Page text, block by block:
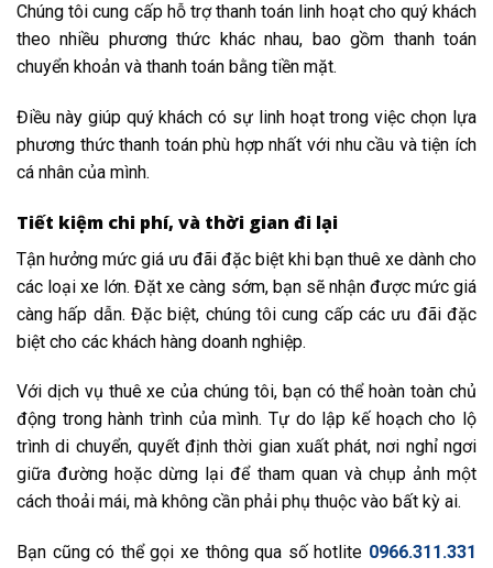
Chúng tôi cung cấp hỗ trợ thanh toán linh hoạt cho quý khách
theo nhiều phương thức khác nhau, bao gồm thanh toán
chuyển khoản và thanh toán bằng tiền mặt.
Điều này giúp quý khách có sự linh hoạt trong việc chọn lựa
phương thức thanh toán phù hợp nhất với nhu cầu và tiện ích
cá nhân của mình.
Tiết kiệm chi phí, và thời gian đi lại
Tận hưởng mức giá ưu đãi đặc biệt khi bạn thuê xe dành cho
các loại xe lớn. Đặt xe càng sớm, bạn sẽ nhận được mức giá
càng hấp dẫn. Đặc biệt, chúng tôi cung cấp các ưu đãi đặc
biệt cho các khách hàng doanh nghiệp.
Với dịch vụ thuê xe của chúng tôi, bạn có thể hoàn toàn chủ
động trong hành trình của mình. Tự do lập kế hoạch cho lộ
trình di chuyển, quyết định thời gian xuất phát, nơi nghỉ ngơi
giữa đường hoặc dừng lại để tham quan và chụp ảnh một
cách thoải mái, mà không cần phải phụ thuộc vào bất kỳ ai.
Bạn cũng có thể gọi xe thông qua số hotlite 0966.311.331